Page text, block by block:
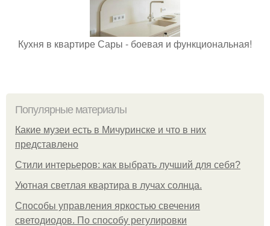
Кухня в квартире Сары - боевая и функциональная!
Популярные материалы
Какие музеи есть в Мичуринске и что в них
представлено
Стили интерьеров: как выбрать лучший для себя?
Уютная светлая квартира в лучах солнца.
Способы управления яркостью свечения
светодиодов. По способу регулировки